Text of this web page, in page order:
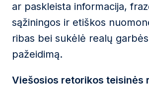
ar paskleista informacija,
sąžiningos ir etiškos
ribas bei sukėlė realų
pažeidimą.
Viešosios retorikos teisinės